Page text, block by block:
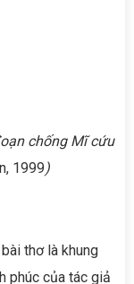
chống Mĩ cứu
1999 )
thơ là khung
phúc của tác giả